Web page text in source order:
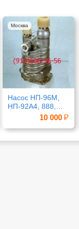
Насос НП-96М,
НП-92А4, 888,
4020, 4055, 888А
10 000
Москва